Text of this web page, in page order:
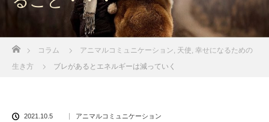
コラム アニマルコミュニケーション 天使 幸せになるための
生き方
ブレがあるとエネルギーは減っていく
2021.10.5 アニマルコミュニケーション